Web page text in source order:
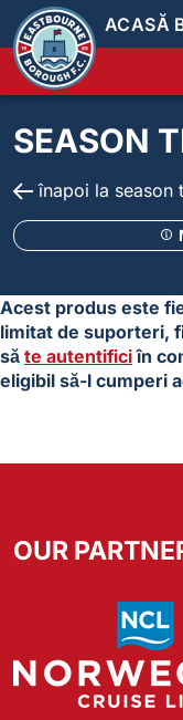
ACASĂ
SEASON
înapoi la season
Acest produs este
limitat de suporteri,
să te autentificiîn
eligibil să-l cumperi
OUR